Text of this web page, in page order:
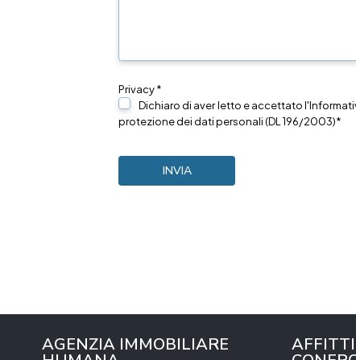
Privacy *
Dichiaro di aver letto e accettato
protezione dei dati personali (DL 196/2003)*
AGENZIA IMMOBILIARE